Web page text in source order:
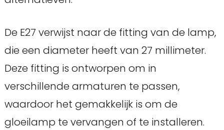
De E27 verwijst naar de fitting van de lamp,
die een diameter heeft van 27 millimeter.
Deze fitting is ontworpen om in
verschillende armaturen te passen,
waardoor het gemakkelijk is om de
gloeilamp te vervangen of te installeren.